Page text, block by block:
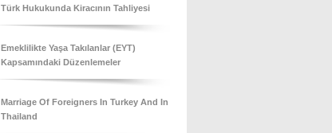
Türk Hukukunda Kiracının Tahliyesi
Emeklilikte Yaşa Takılanlar (EYT)
Kapsamındaki Düzenlemeler
Marriage Of Foreigners In Turkey And In
Thailand